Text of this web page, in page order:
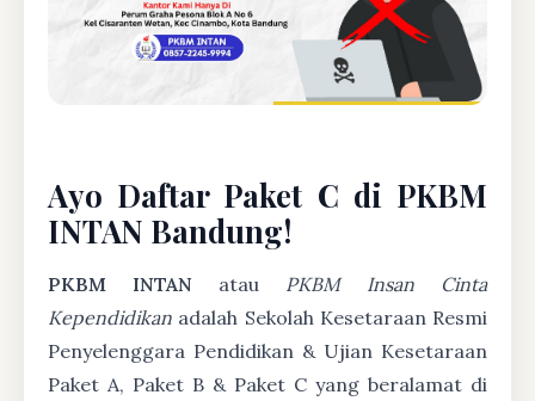
Ayo Daftar Paket C di PKBM
INTAN Bandung!
PKBM INTAN atau PKBM Insan Cinta
Kependidikan adalah Sekolah Kesetaraan Resmi
Penyelenggara Pendidikan & Ujian Kesetaraan
Paket A, Paket B & Paket C yang beralamat di